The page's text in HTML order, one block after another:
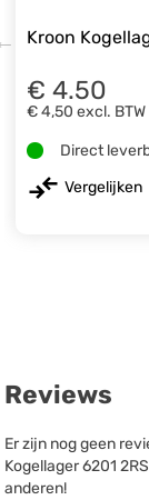
Kroon
€ 4.50
€ 4,50 excl. BTW
Direct
Vergelijken
Reviews
Er zijn nog geen
Kogellager 6201
anderen!